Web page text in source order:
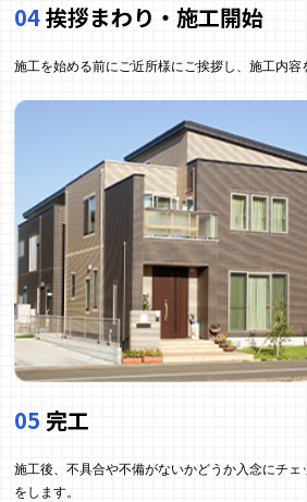
04挨拶まわり・施工開始
施工を始める前にご近所様にご挨拶し、施工内容
05 完工
施工後、不具合や不備がないかどうか入念にチ
をします。